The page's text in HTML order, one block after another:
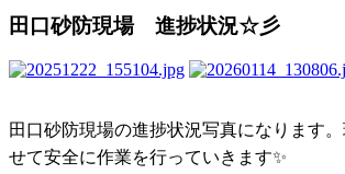
田口砂防現場 進捗状況☆彡
田口砂防現場の進捗状況写真になります
せて安全に作業を行っていきます✨